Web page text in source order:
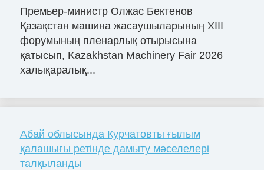
Премьер-министр Олжас Бектенов
Қазақстан машина жасаушыларының XIII
форумының пленарлық отырысына
қатысып, Kazakhstan Machinery Fair 2026
халықаралық...
Абай облысында Курчатовты ғылым
қалашығы ретінде дамыту мәселелері
талқыланды